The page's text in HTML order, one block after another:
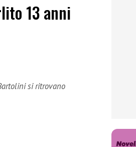
13 anni
si ritrovano